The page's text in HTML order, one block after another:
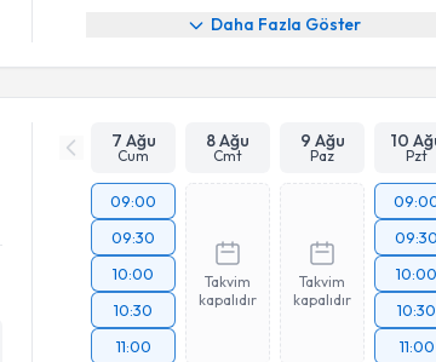
Daha Fazla Göster
7 Ağu
Cum
8 Ağu
Cmt
9 Ağu
Paz
10
Pzt
09:00
09:30
10:00
10:30
11:00
Takvim
kapalıdır
Takvim
kapalıdır
09:30
10:00
10:30
11:00